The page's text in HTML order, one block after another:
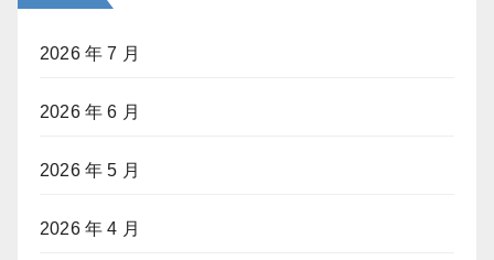
2026 年 7 月
2026 年 6 月
2026 年 5 月
2026 年 4 月